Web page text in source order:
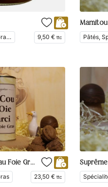
Spécialités au Foie Gras, Pâtés, Tartinades 9,50 € ttc
Mamitou
Le Cou d’Oie Farci au Foie Gras 25%
23,50 € ttc